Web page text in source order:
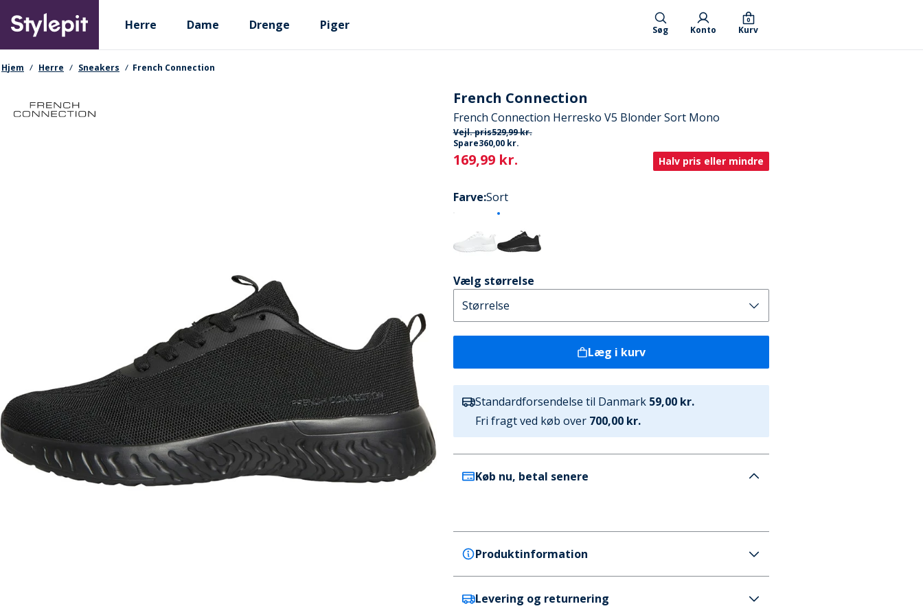
main
content
Primary departments
Herre Dame Drenge Piger Søg Konto Kurv
0
navigationssti
Hjem Herre Sneakers French Connection
French Connection
French Connection Herresko V5 Blonder Sort Mono
Vejl. pris529,99 kr.
Spare360,00 kr.
Current
169,99 kr. Halv pris eller mindre
Farve:Sort
Vælg størrelse
Læg i kurv
Standardforsendelse til Danmark 59,00 kr.
Fri fragt ved køb over 700,00 kr.
Køb nu, betal senere
Produktinformation
French Connection
Levering og returnering